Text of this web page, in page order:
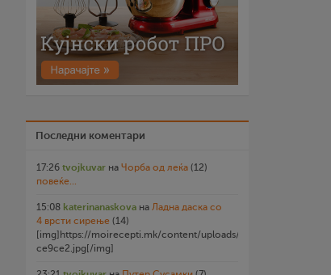
Последни коментари
17:26 tvojkuvar на Чорба од леќа (12)
повеќе...
15:08 katerinanaskova на Ладна даска со
4 врсти сирење (14)
[img]https://moirecepti.mk/content/uploads/2026/07/
ce9ce2.jpg[/img]